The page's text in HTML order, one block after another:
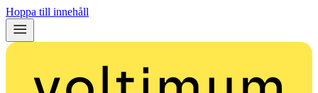
Hoppa till innehåll